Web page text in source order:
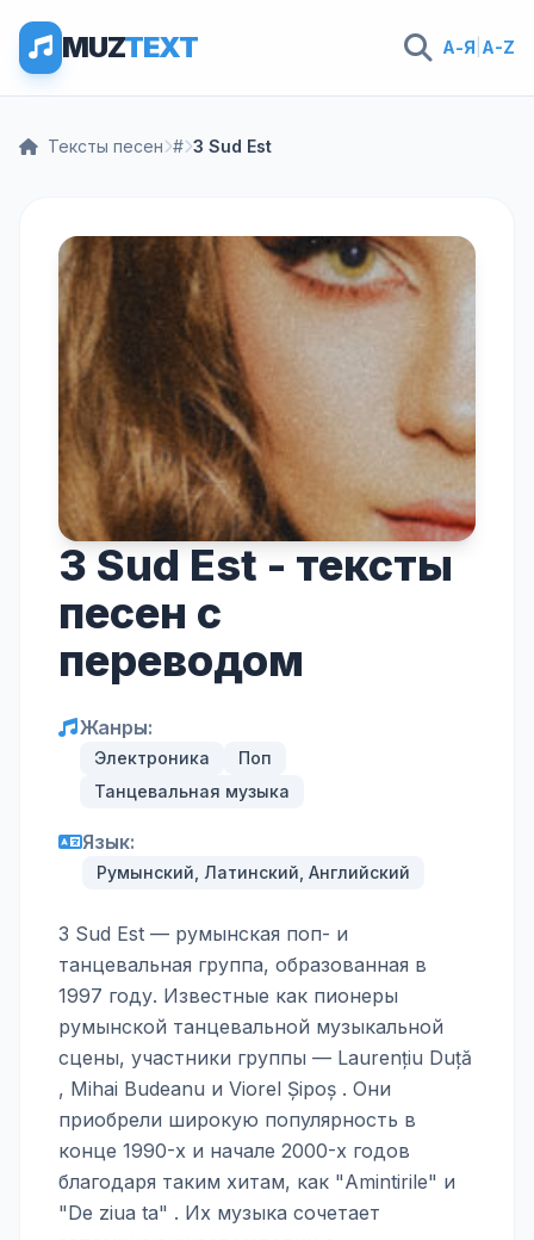
MUZTEXT А-Я A-Z
Тексты песен # 3 Sud Est
3 Sud Est - тексты
песен с
переводом
Жанры:
Электроника
Поп
Танцевальная музыка
Язык:
Румынский, Латинский, Английский
3 Sud Est — румынская поп- и
танцевальная группа, образованная в
1997 году. Известные как пионеры
румынской танцевальной музыкальной
сцены, участники группы — Laurențiu Duță
, Mihai Budeanu и Viorel Șipoș . Они
приобрели широкую популярность в
конце 1990-х и начале 2000-х годов
благодаря таким хитам, как "Amintirile" и
"De ziua ta" . Их музыка сочетает